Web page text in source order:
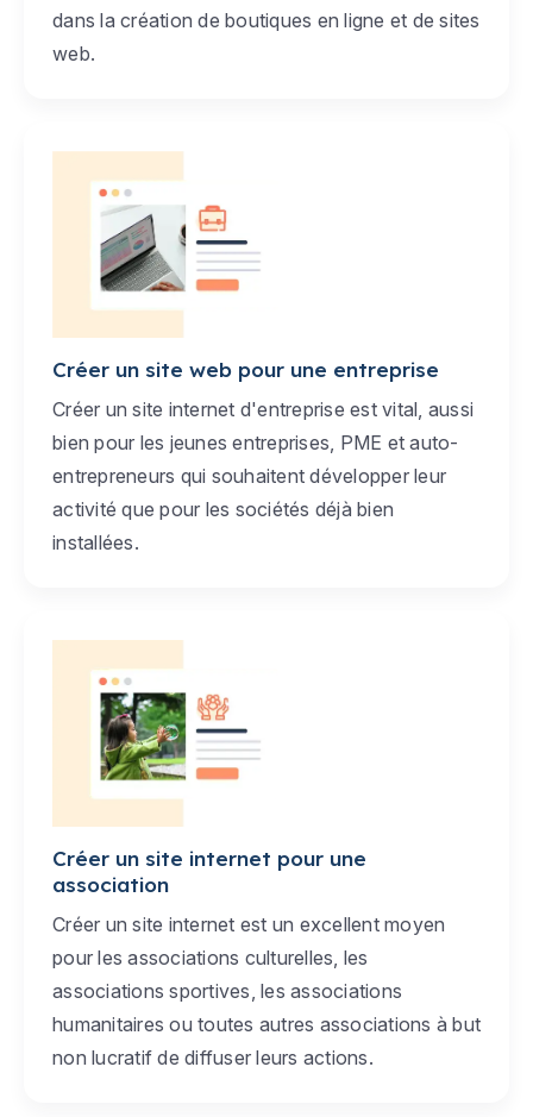
dans la création de boutiques en ligne et de sites
web.
Créer un site web pour une entreprise
Créer un site internet d'entreprise est vital, aussi
bien pour les jeunes entreprises, PME et auto-
entrepreneurs qui souhaitent développer leur
activité que pour les sociétés déjà bien
installées.
Créer un site internet pour une
association
Créer un site internet est un excellent moyen
pour les associations culturelles, les
associations sportives, les associations
humanitaires ou toutes autres associations à but
non lucratif de diffuser leurs actions.